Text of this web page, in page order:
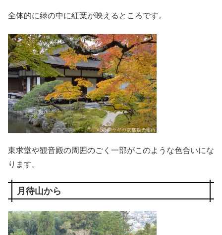
全体的に緑の中に紅葉が映えるところです。
東求堂や観音殿の周囲のごく一部がこのような色合いにな
ります。
月待山から